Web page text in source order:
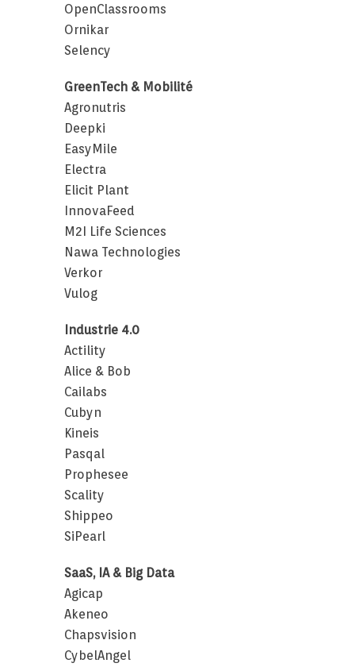
OpenClassrooms
Ornikar
Selency
GreenTech & Mobilité
Agronutris
Deepki
EasyMile
Electra
Elicit Plant
InnovaFeed
M2I Life Sciences
Nawa Technologies
Verkor
Vulog
Industrie 4.0
Actility
Alice & Bob
Cailabs
Cubyn
Kineis
Pasqal
Prophesee
Scality
Shippeo
SiPearl
SaaS, IA & Big Data
Agicap
Akeneo
Chapsvision
CybelAngel